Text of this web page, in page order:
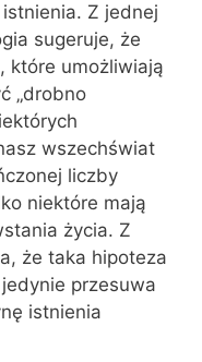
Z jednej
sugeruje, że
które umożliwiają
„drobno
wszechświat
liczby
niektóre mają
życia. Z
że taka hipoteza
przesuwa
istnienia